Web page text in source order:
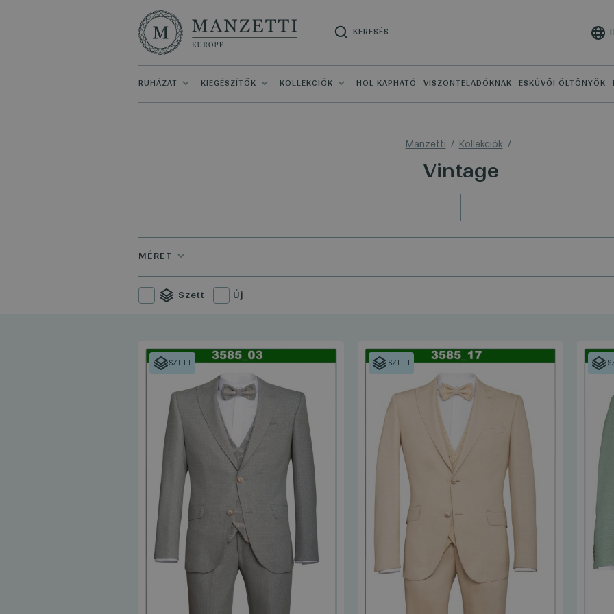
RUHÁZAT KIEGÉSZÍTŐK KOLLEKCIÓK HOL KAPHATÓ VISZONTELADÓKNAK ESKÜVŐI ÖLTÖNYÖK
Manzetti Kollekciók
Vintage
MÉRET
Szett Új
SZETT SZETT